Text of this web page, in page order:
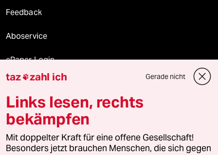
Feedback
Aboservice
ePaper Login
Downloads für Abonnierende
© 2026 taz Verlags und Vertriebs GmbH
Alle Rechte vorbehalten. Bei rechtlichen Fragen oder für Genehmigungen
wenden Sie sich bitte an
lizenzen@taz.de
taz zahl ich Gerade nicht
Links lesen, rechts
bekämpfen
Mit doppelter Kraft für eine offene Gesellschaft!
Besonders jetzt brauchen Menschen, die sich gegen